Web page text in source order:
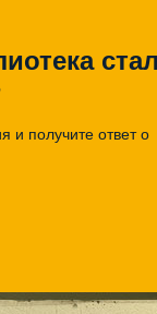
и получите ответ о